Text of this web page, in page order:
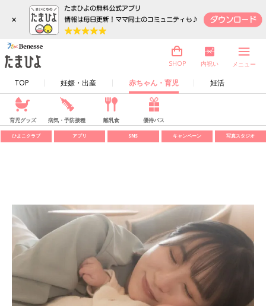
×
TOP 妊娠・出産 赤ちゃん・育児 妊活
SHOP 内祝い メニュー
育児グッズ 病気・予防接種 離乳食 優待パス
ひよこクラブ アプリ SNS キャンペーン 写真スタジオ